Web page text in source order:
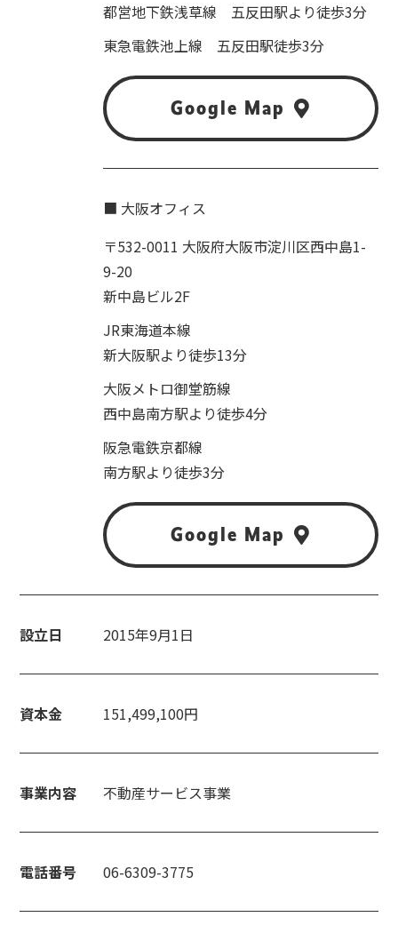
都営地下鉄浅草線 五反田駅より徒歩3分
東急電鉄池上線 五反田駅徒歩3分
Google Map
■ 大阪オフィス
〒532-0011 大阪府大阪市淀川区西中島1-
9-20
新中島ビル2F
JR東海道本線
新大阪駅より徒歩13分
大阪メトロ御堂筋線
西中島南方駅より徒歩4分
阪急電鉄京都線
南方駅より徒歩3分
Google Map
設立日 2015年9月1日
資本金 151,499,100円
事業内容 不動産サービス事業
電話番号 06-6309-3775